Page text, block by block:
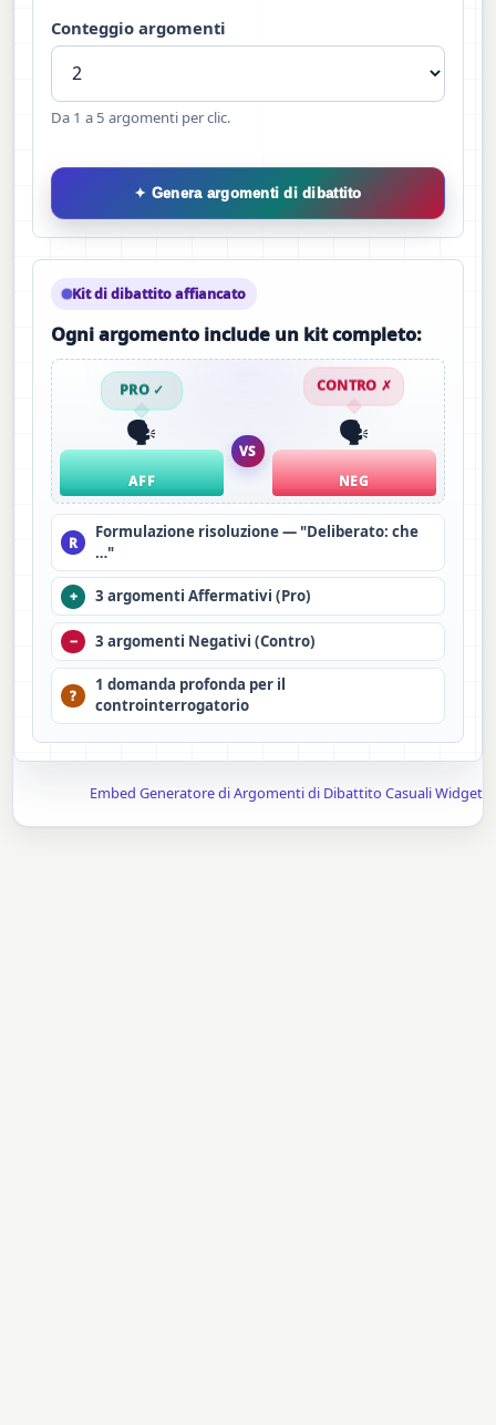
Conteggio argomenti
Da 1 a 5 argomenti per clic.
✦ Genera argomenti di dibattito
Kit di dibattito affiancato
Ogni argomento include un kit completo:
PRO ✓
🗣️
AFF
VS
CONTRO ✗
🗣️
NEG
R
Formulazione risoluzione — "Deliberato: che
…"
+ 3 argomenti Affermativi (Pro)
− 3 argomenti Negativi (Contro)
?
1 domanda profonda per il
controinterrogatorio
Embed Generatore di Argomenti di Dibattito Casuali Widget